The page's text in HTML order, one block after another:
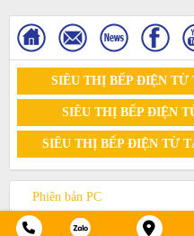
SIÊU THỊ BẾP ĐIỆN TỪ
SIÊU THỊ BẾP ĐIỆN
SIÊU THỊ BẾP ĐIỆN TỪ
Phiên bản PC
© 2015. All Rights